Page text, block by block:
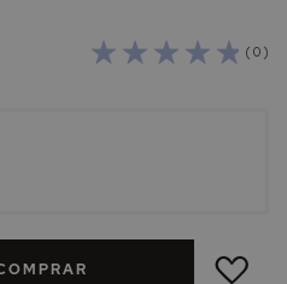
( 0 )
ADICIONAR
LISTA